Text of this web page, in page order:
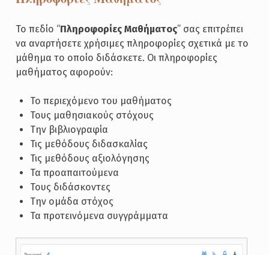
Το πεδίο “Πληροφορίες Μαθήματος” σας επιτρέπει
να αναρτήσετε χρήσιμες πληροφορίες σχετικά με το
μάθημα το οποίο διδάσκετε. Οι πληροφορίες
μαθήματος αφορούν:
Το περιεχόμενο του μαθήματος
Τους μαθησιακούς στόχους
Την βιβλιογραφία
Τις μεθόδους διδασκαλίας
Τις μεθόδους αξιολόγησης
Τα προαπαιτούμενα
Τους διδάσκοντες
Την ομάδα στόχος
Τα προτεινόμενα συγγράμματα